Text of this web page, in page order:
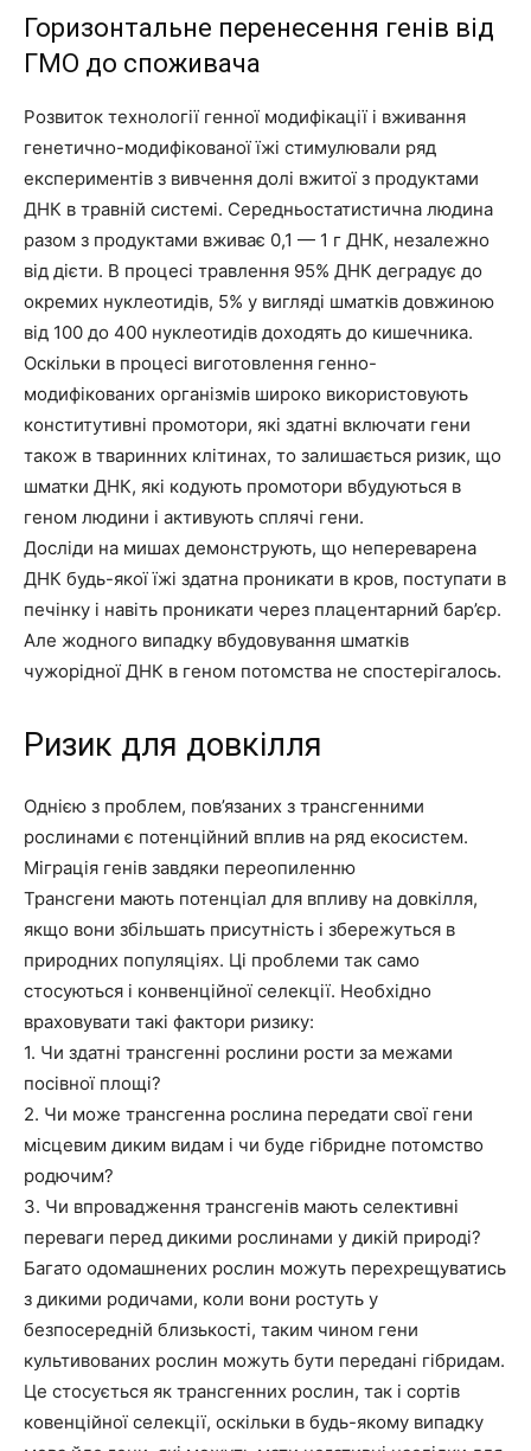
Горизонтальне перенесення генів від
ГМО до споживача
Розвиток технології генної модифікації і вживання
генетично-модифікованої їжі стимулювали ряд
експериментів з вивчення долі вжитої з продуктами
ДНК в травній системі. Середньостатистична людина
разом з продуктами вживає 0,1 — 1 г ДНК, незалежно
від дієти. В процесі травлення 95% ДНК деградує до
окремих нуклеотидів, 5% у вигляді шматків довжиною
від 100 до 400 нуклеотидів доходять до кишечника.
Оскільки в процесі виготовлення генно-
модифікованих організмів широко використовують
конститутивні промотори, які здатні включати гени
також в тваринних клітинах, то залишається ризик, що
шматки ДНК, які кодують промотори вбудуються в
геном людини і активують сплячі гени.
Досліди на мишах демонструють, що непереварена
ДНК будь-якої їжі здатна проникати в кров, поступати в
печінку і навіть проникати через плацентарний бар’єр.
Але жодного випадку вбудовування шматків
чужорідної ДНК в геном потомства не спостерігалось.
Ризик для довкілля
Однією з проблем, пов’язаних з трансгенними
рослинами є потенційний вплив на ряд екосистем.
Міграція генів завдяки переопиленню
Трансгени мають потенціал для впливу на довкілля,
якщо вони збільшать присутність і збережуться в
природних популяціях. Ці проблеми так само
стосуються і конвенційної селекції. Необхідно
враховувати такі фактори ризику:
1. Чи здатні трансгенні рослини рости за межами
посівної площі?
2. Чи може трансгенна рослина передати свої гени
місцевим диким видам і чи буде гібридне потомство
родючим?
3. Чи впровадження трансгенів мають селективні
переваги перед дикими рослинами у дикій природі?
Багато одомашнених рослин можуть перехрещуватись
з дикими родичами, коли вони ростуть у
безпосередній близькості, таким чином гени
культивованих рослин можуть бути передані гібридам.
Це стосується як трансгенних рослин, так і сортів
ковенційної селекції, оскільки в будь-якому випадку